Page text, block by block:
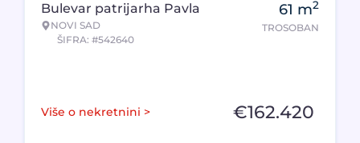
Bulevar patrijarha Pavla
NOVI SAD
ŠIFRA: #542640
61 m2
TROSOBAN
Više o nekretnini > €162.420